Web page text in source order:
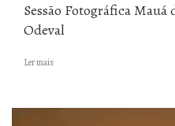
Sessão Fotográfica Mauá
Odeval
Ler mais